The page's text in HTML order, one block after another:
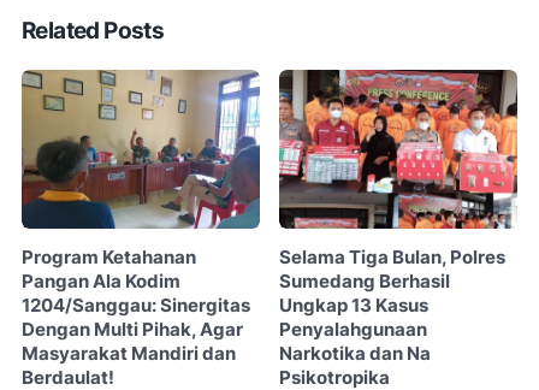
Related Posts
Program Ketahanan
Pangan Ala Kodim
1204/Sanggau: Sinergitas
Dengan Multi Pihak, Agar
Masyarakat Mandiri dan
Berdaulat!
Selama Tiga Bulan, Polres
Sumedang Berhasil
Ungkap 13 Kasus
Penyalahgunaan
Narkotika dan Na
Psikotropika